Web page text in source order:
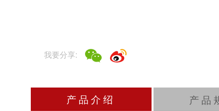
我要分享:
产品介绍 产品